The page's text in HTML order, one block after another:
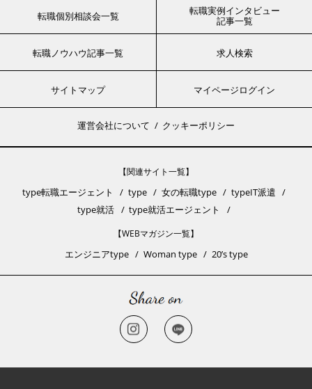
転職個別相談会一覧
転職実例インタビュー
記事一覧
転職ノウハウ記事一覧 求人検索
サイトマップ マイページログイン
運営会社について クッキーポリシー
【関連サイト一覧】
type転職エージェント type 女の転職type
typeIT派遣
type就活
type就活エージェント
【WEBマガジン一覧】
エンジニアtype Woman type 20’s type